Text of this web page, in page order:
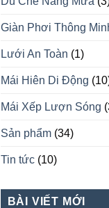
Giàn Phơi Thông
Lưới An Toàn (1)
Mái Hiên Di Động
Mái Xếp Lượn Sóng
Sản phẩm(34)
Tin tức(10)
BÀI VIẾT MỚI